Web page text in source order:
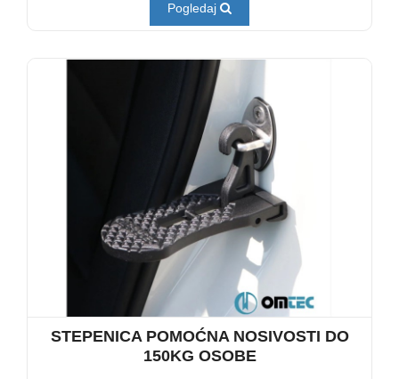
Pogledaj
STEPENICA POMOĆNA NOSIVOSTI DO
150KG OSOBE